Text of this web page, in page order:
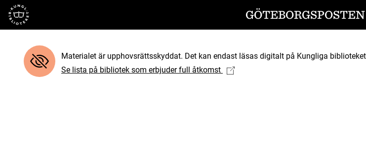
Till startsidan
Materialet är upphovsrättsskyddat. Det kan endast läsas digitalt på Kungliga
Se lista på bibliotek som erbjuder full åtkomst